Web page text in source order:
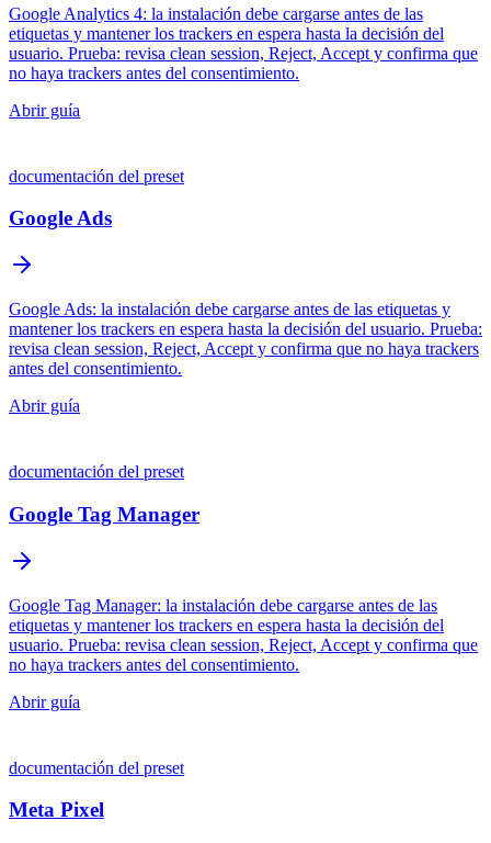
Google Analytics 4: la instalación debe cargarse antes de las
etiquetas y mantener los trackers en espera hasta la decisión del
usuario. Prueba: revisa clean session, Reject, Accept y confirma que
no haya trackers antes del consentimiento.
Abrir guía
documentación del preset
Google Ads
Google Ads: la instalación debe cargarse antes de las etiquetas y
mantener los trackers en espera hasta la decisión del usuario. Prueba:
revisa clean session, Reject, Accept y confirma que no haya trackers
antes del consentimiento.
Abrir guía
documentación del preset
Google Tag Manager
Google Tag Manager: la instalación debe cargarse antes de las
etiquetas y mantener los trackers en espera hasta la decisión del
usuario. Prueba: revisa clean session, Reject, Accept y confirma que
no haya trackers antes del consentimiento.
Abrir guía
documentación del preset
Meta Pixel